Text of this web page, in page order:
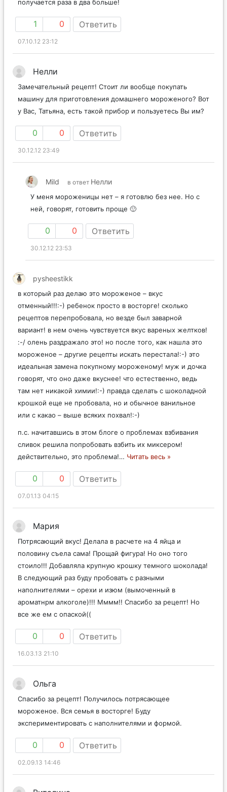
получается раза в два больше!
1 0 Ответить
07.10.12 23:12
Нелли
Замечательный рецепт! Стоит ли вообще покупать
машину для приготовления домашнего мороженого? Вот
у Вас, Татьяна, есть такой прибор и пользуетесь Вы им?
0 0 Ответить
30.12.12 23:49
Mild в ответ Нелли
У меня мороженицы нет – я готовлю без нее. Но с
ней, говорят, готовить проще 🙂
0 0 Ответить
30.12.12 23:53
pysheestikk
в который раз делаю это мороженое – вкус
отменный!!!:-) ребенок просто в восторге! сколько
рецептов перепробовала, но везде был заварной
вариант! в нем очень чувствуется вкус вареных желтков!
:-/ олень раздражало это! но после того, как нашла это
мороженое – другие рецепты искать перестала!:-) это
идеальная замена покупному мороженому! муж и дочка
говорят, что оно даже вкуснее! что естественно, ведь
там нет никакой химии!:-) правда сделать с шоколадной
крошкой еще не пробовала, но и обычное ванильное
или с какао – выше всяких похвал!:-)
п.с. начитавшись в этом блоге о проблемах взбивания
сливок решила попробовать взбить их миксером!
действительно, это проблема!… Читать весь »
0 0 Ответить
07.01.13 04:15
Мария
Потрясающий вкус! Делала в расчете на 4 яйца и
половину съела сама! Прощай фигура! Но оно того
стоило!!! Добавляла крупную крошку темного шоколада!
В следующий раз буду пробовать с разными
наполнителями – орехи и изюм (вымоченный в
ароматнрм алкоголе)!!! Мммм!! Спасибо за рецепт! Но
все же ем с опаской((
0 0 Ответить
16.03.13 21:10
Ольга
Спасибо за рецепт! Получилось потрясающее
мороженое. Вся семья в восторге! Буду
экспериментировать с наполнителями и формой.
0 0 Ответить
02.09.13 14:46